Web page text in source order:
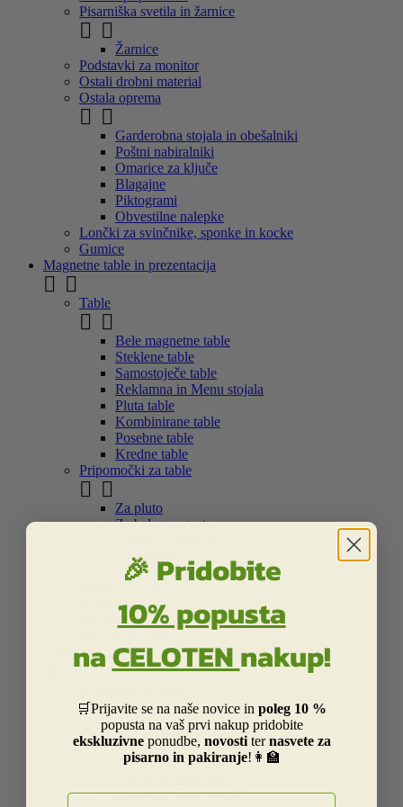
Pisarniška svetila in žarnice
 
Žarnice
Podstavki za monitor
Ostali drobni material
Ostala oprema
 
Garderobna stojala in obešalniki
Poštni nabiralniki
Omarice za ključe
Blagajne
Piktogrami
Obvestilne nalepke
Lončki za svinčnike, sponke in kocke
Gumice
Magnetne table in prezentacija
 
Table
 
Bele magnetne table
Steklene table
Samostoječe table
Reklamna in Menu stojala
Pluta table
Kombinirane table
Posebne table
Kredne table
Pripomočki za table
 
Za pluto
Za bele, magnetne
Za steklene
Flipchart bloki in markerji
Projekcijska platna
Okvirji in vitrine
Šolski program

 
Kolekcija Street
Otroška Street kolekcija
Kolekcija Centrum
Kolekcija Real Madrid
🎉 Pridobite
10% popusta
naCELOTENnakup!
🛒Prijavite se na naše novice in poleg 10 %
popusta na vaš prvi nakup pridobite
ekskluzivneponudbe, novosti ternasvete za
pisarno in pakiranje!👩‍🏫
E-naslov